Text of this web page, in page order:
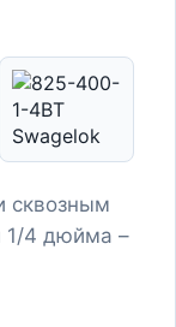
сквозным
1/4 дюйма –